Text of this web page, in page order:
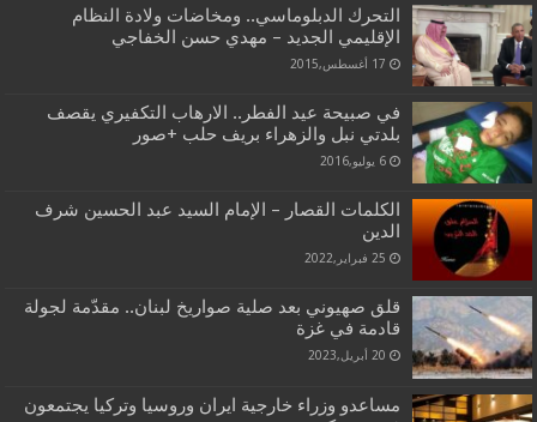
التحرك الدبلوماسي.. ومخاضات ولادة النظام
الإقليمي الجديد – مهدي حسن الخفاجي
17 أغسطس,2015
في صبيحة عيد الفطر.. الارهاب التكفيري يقصف
بلدتي نبل والزهراء بريف حلب +صور
6 يوليو,2016
الكلمات القصار – الإمام السيد عبد الحسين شرف
الدين
25 فبراير,2022
قلق صهيوني بعد صلية صواريخ لبنان.. مقدّمة لجولة
قادمة في غزة‎‎
20 أبريل,2023
مساعدو وزراء خارجية ايران وروسيا وتركيا يجتمعون